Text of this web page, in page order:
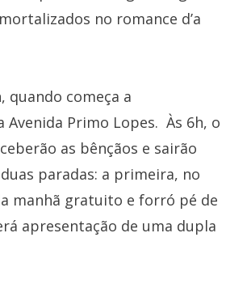
no romance d’a
quando começa a
Primo Lopes. Às 6h, o
as bênçãos e sairão
paradas: a primeira, no
manhã gratuito e forró pé de
apresentação de uma dupla